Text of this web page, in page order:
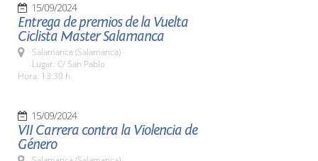
15/09/2024
Entrega de premios de la Vuelta
Ciclista Master Salamanca
Salamanca (Salamanca)
Lugar: C/ San Pablo
Hora: 13:30 h.
15/09/2024
VII Carrera contra la Violencia de
Género